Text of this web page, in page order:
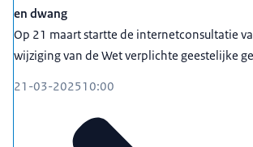
en dwang
Op 21 maart startte de internetconsultatie
wijziging van de Wet verplichte geestelijke
21-03-202510:00